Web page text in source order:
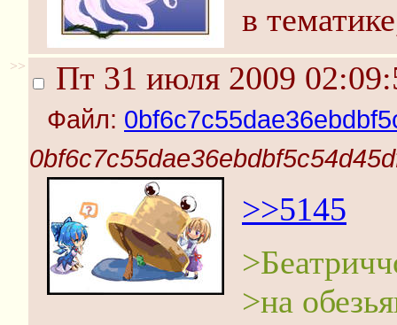
в
>> Пт 31 июля 2009
Файл:
>>5145
>на